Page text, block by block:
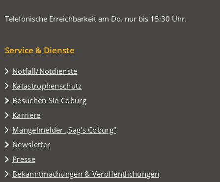
Telefonische Erreichbarkeit am Do. nur bis 15:30 Uhr.
Service & Dienste
Notfall/Notdienste
Katastrophenschutz
Besuchen Sie Coburg
(Öffnet
in
einem
neuen
Tab)
Karriere
Mängelmelder „Sag's Coburg“
(Öffnet
in
einem
neuen
Tab)
Newsletter
Presse
Bekanntmachungen & Veröffentlichungen